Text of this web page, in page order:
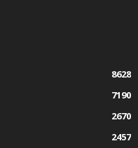
8628
7190
2670
2457